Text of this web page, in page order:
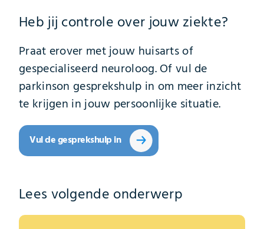
Heb jij controle over jouw ziekte?
Praat erover met jouw huisarts of
gespecialiseerd neuroloog. Of vul de
parkinson gesprekshulp in om meer inzicht
te krijgen in jouw persoonlijke situatie.
Vul de gesprekshulp in
Lees volgende onderwerp